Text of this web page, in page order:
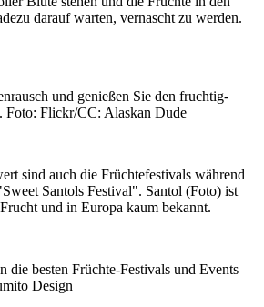
darauf warten, vernascht zu werden.
und genießen Sie den fruchtig-
Foto: Flickr/CC: Alaskan Dude
sind auch die Früchtefestivals während
Santols Festival". Santol (Foto) ist
und in Europa kaum bekannt.
die besten Früchte-Festivals und Events
Design